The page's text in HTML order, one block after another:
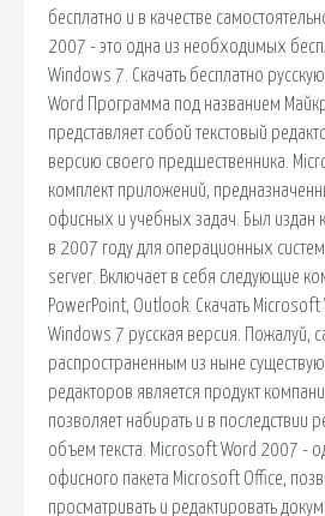
бесплатно и в качестве
2007 - это одна из необходимых
Windows 7. Скачать бесплатно
Word Программа под названием
представляет собой текстовый
версию своего предшественника.
комплект приложений,
офисных и учебных задач. Был
в 2007 году для операционных
server. Включает в себя следующие
PowerPoint, Outlook. Скачать
Windows 7 русская версия. Пожалуй,
распространенным из ныне
редакторов является продукт
позволяет набирать и в последствии
объем текста. Microsoft Word 2007 -
офисного пакета Microsoft Office,
просматривать и редактировать